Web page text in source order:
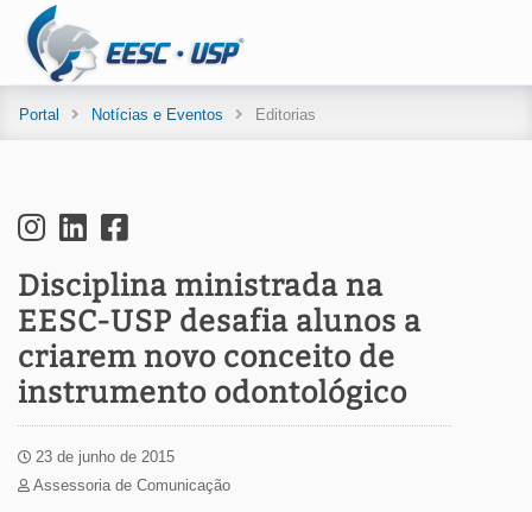
Portal Notícias e Eventos Editorias
Disciplina ministrada na
EESC-USP desafia alunos a
criarem novo conceito de
instrumento odontológico
23 de junho de 2015
Assessoria de Comunicação